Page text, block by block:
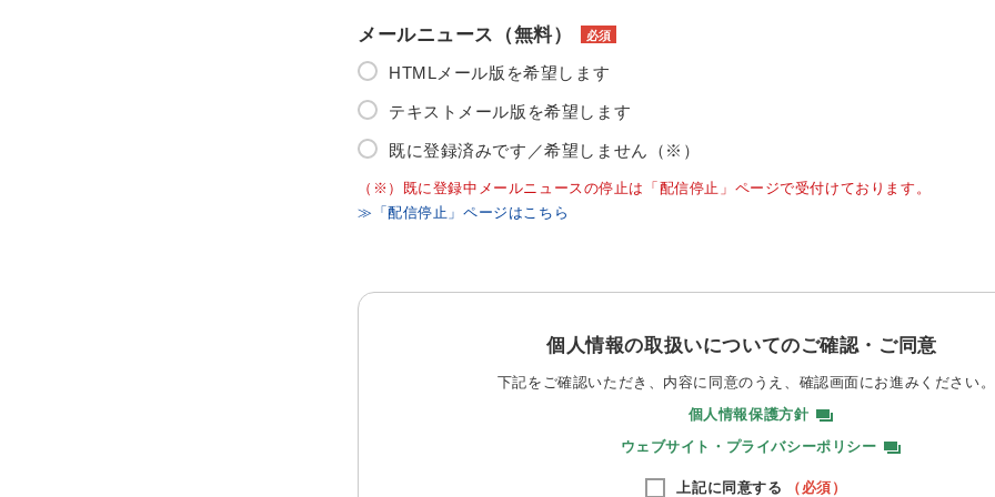
メールニュース（無料） 必須
HTMLメール版を希望します
テキストメール版を希望します
既に登録済みです／希望しません（※）
（※）既に登録中メールニュースの停止は「配信停止」ページで受付けております。
≫「配信停止」ページはこちら
個人情報の取扱いについてのご確認・ご同意
下記をご確認いただき、内容に同意のうえ、 確認画面にお進みください。
個人情報保護方針
ウェブサイト・プライバシーポリシー
上記に同意する （必須）